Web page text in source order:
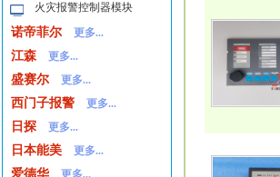
火灾报警控制器模块
诺帝菲尔 更多...
江森 更多...
盛赛尔 更多...
西门子报警 更多...
日探 更多...
日本能美 更多...
爱德华 更多...